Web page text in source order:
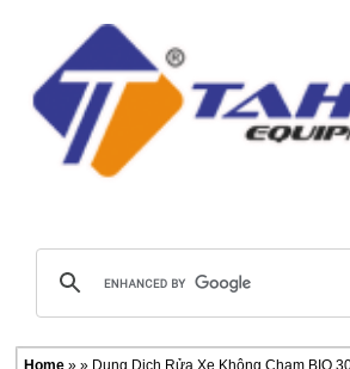
Home» » Dung Dịch Rửa Xe Không Chạm BIO